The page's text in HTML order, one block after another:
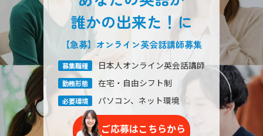
誰かの出来た！に
【急募】オンライン英会話講師募集
募集職種 日本人オンライン英会話講師
勤務形態 在宅・自由シフト制
必要環境 パソコン、ネット環境
ご応募はこちらから